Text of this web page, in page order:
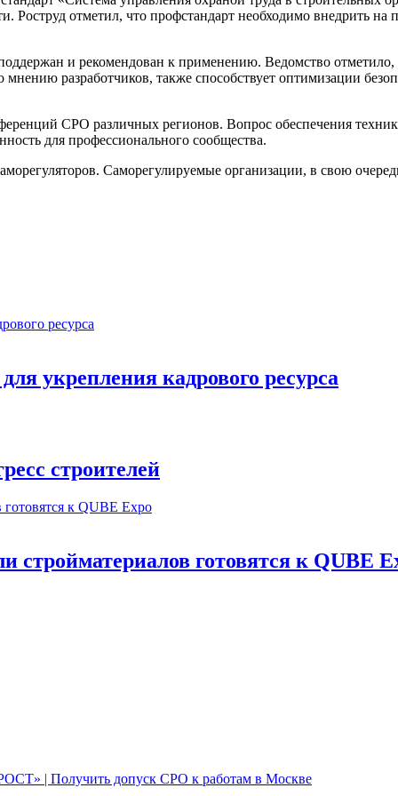
Роструд отметил, что профстандарт необходимо внедрить
и рекомендован к применению. Ведомство отметило,
разработчиков, также способствует оптимизации
СРО различных регионов. Вопрос обеспечения
для профессионального сообщества.
Саморегулируемые организации, в свою
укрепления кадрового ресурса
строителей
готовятся к QUBE